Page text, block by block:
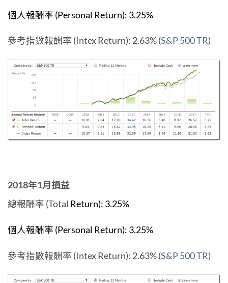
個人報酬率 (Personal Return): 3.25%
參考指數報酬率 (Intex Return): 2.63% (S&P 500 TR)
2018年1月損益
總報酬率 (Total Return): 3.25%
個人報酬率 (Personal Return): 3.25%
參考指數報酬率 (Intex Return): 2.63% (S&P 500 TR)